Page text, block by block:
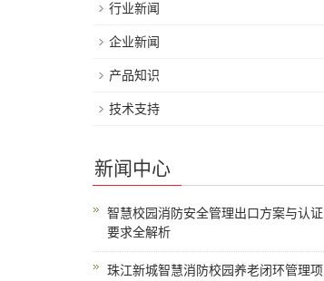
行业新闻
企业新闻
产品知识
技术支持
新闻中心
智慧校园消防安全管理出口方案与认证
要求全解析
珠江新城智慧消防校园养老闭环管理项